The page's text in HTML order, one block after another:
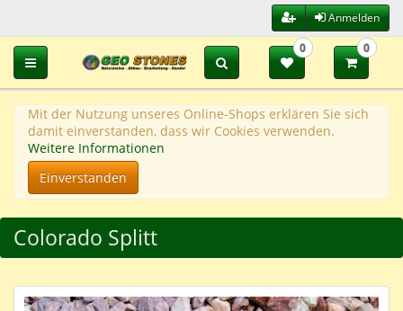
Anmelden
Toggle navigation
0 0
Mit der Nutzung unseres Online-Shops erklären Sie sich
damit einverstanden, dass wir Cookies verwenden.
Weitere Informationen
Einverstanden
Colorado Splitt